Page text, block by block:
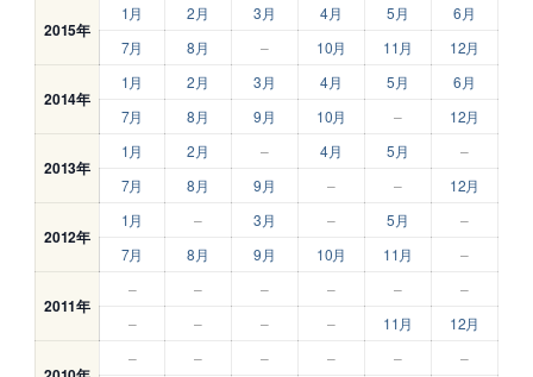
2015年
1月 2月 3月 4月 5月
6月
7月
8月 – 10月 11月 12月
2014年
1月 2月 3月 4月 5月
6月
7月
8月 9月 10月 – 12月
2013年
1月 2月 – 4月 5月
–
7月
8月 9月 – – 12月
2012年
1月 – 3月 – 5月
–
7月
8月 9月 10月 11月 –
2011年
– – – – –
–
–
– – – 11月 12月
– – – – –
–